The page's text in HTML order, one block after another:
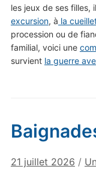
les jeux de ses filles,
excursion, à la
procession ou de
familial, voici une
survient la guerre
21 juillet 2026 /